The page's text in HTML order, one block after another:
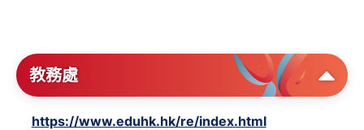
教務處
https://www.eduhk.hk/re/index.html